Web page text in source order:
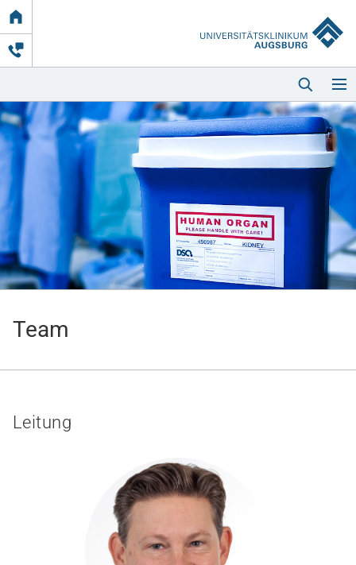
Link
zur
Startseite
Startseite
Kliniken & Einrichtungen
Notaufnahme
Team
Leitung